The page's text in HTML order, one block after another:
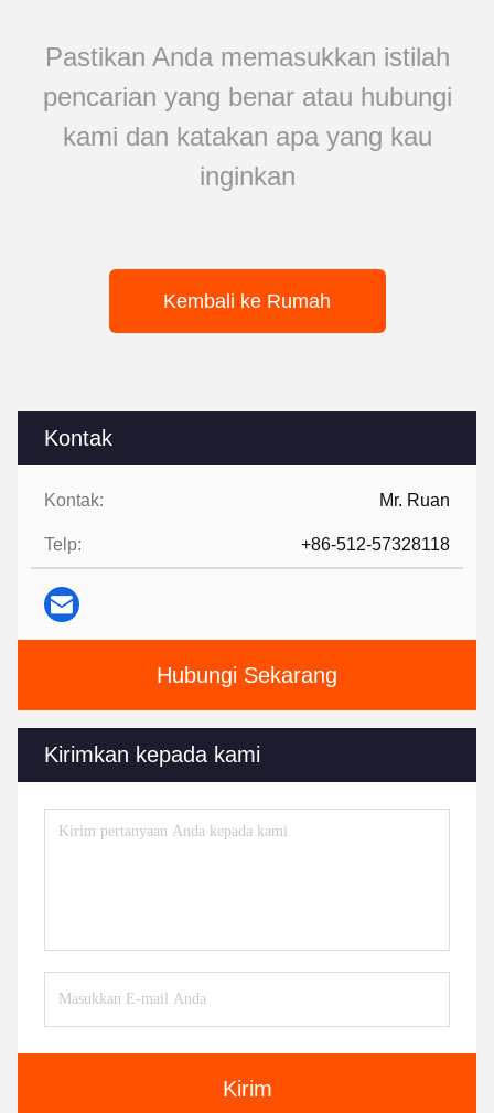
Kontak
Kontak: Mr. Ruan
Telp: +86-512-57328118
Hubungi Sekarang
Kirimkan kepada kami
Kirim
Pastikan Anda memasukkan istilah
pencarian yang benar atau hubungi
kami dan katakan apa yang kau
inginkan
Kembali ke Rumah